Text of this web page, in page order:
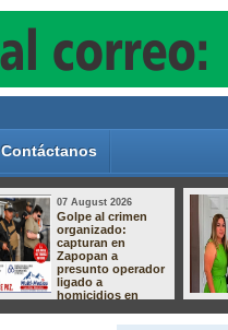
Contáctanos
07 August 2026
Golpe al crimen
organizado:
capturan en
Zapopan a
presunto operador
ligado a
homicidios en